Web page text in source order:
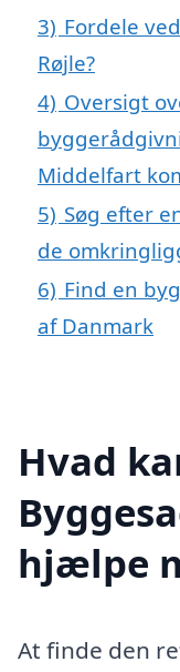
3) Fordele
Røjle?
4) Oversigt
Middelfart
5) Søg efter
de
6) Find en
af Danmark
Hvad
hjælpe
At finde den